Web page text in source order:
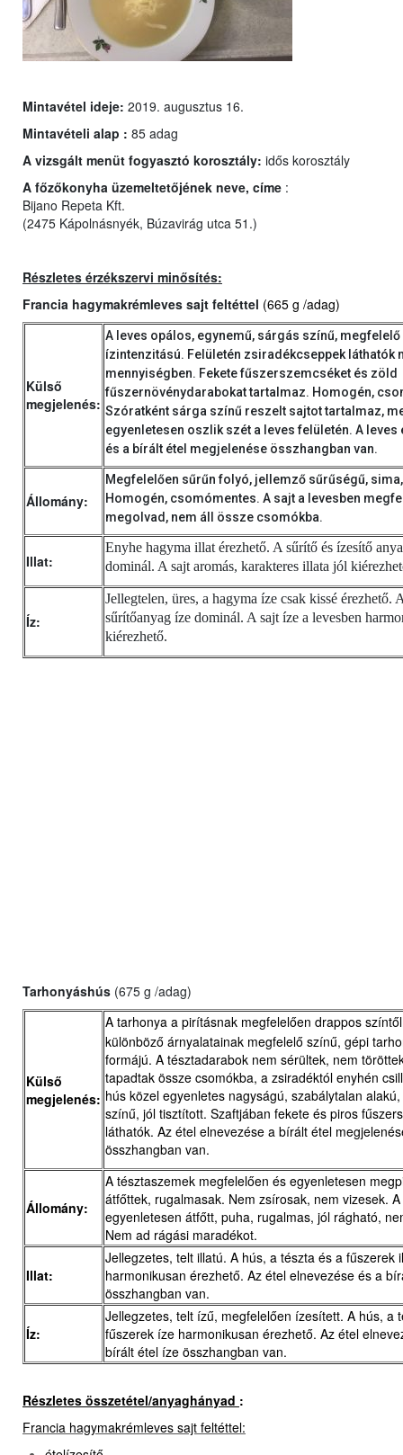
Mintavétel ideje: 2019. augusztus 16.
Mintavételi alap : 85 adag
A vizsgált menüt fogyasztó korosztály: idős korosztály
A főzőkonyha üzemeltetőjének neve, címe :
Bijano Repeta Kft.
(2475 Kápolnásnyék, Búzavirág utca 51.)
Részletes érzékszervi minősítés:
Francia hagymakrémleves sajt feltéttel (665 g /adag)
Külső
megjelenés:
A leves opálos, egynemű, sárgás színű, megfelelő
ízintenzitású. Felületén zsiradékcseppek láthatók
mennyiségben. Fekete fűszerszemcséket és zöld
fűszernövénydarabokat tartalmaz. Homogén,
Szóratként sárga színű reszelt sajtot tartalmaz,
egyenletesen oszlik szét a leves felületén. A leves
és a bírált étel megjelenése összhangban van.
Állomány:
Megfelelően sűrűn folyó, jellemző sűrűségű,
Homogén, csomómentes. A sajt a levesben
megolvad, nem áll össze csomókba.
Illat:
Enyhe hagyma illat érezhető. A sűrítő és ízesítő
dominál. A sajt aromás, karakteres illata jól
Íz:
Jellegtelen, üres, a hagyma íze csak kissé érezhető.
sűrítőanyag íze dominál. A sajt íze a levesben
kiérezhető.
Tarhonyáshús (675 g /adag)
Külső
megjelenés:
A tarhonya a pirításnak megfelelően drappos
különböző árnyalatainak megfelelő színű, gépi
formájú. A tésztadarabok nem sérültek, nem
tapadtak össze csomókba, a zsiradéktól enyhén
hús közel egyenletes nagyságú, szabálytalan
színű, jól tisztított. Szaftjában fekete és piros
láthatók. Az étel elnevezése a bírált étel
összhangban van.
Állomány:
A tésztaszemek megfelelően és egyenletesen
átfőttek, rugalmasak. Nem zsírosak, nem vizesek.
egyenletesen átfőtt, puha, rugalmas, jól rágható,
Nem ad rágási maradékot.
Illat:
Jellegzetes, telt illatú. A hús, a tészta és a fűszerek
harmonikusan érezhető. Az étel elnevezése és a
összhangban van.
Íz:
Jellegzetes, telt ízű, megfelelően ízesített. A hús, a
fűszerek íze harmonikusan érezhető. Az étel
bírált étel íze összhangban van.
Részletes összetétel/anyaghányad :
Francia hagymakrémleves sajt feltéttel: